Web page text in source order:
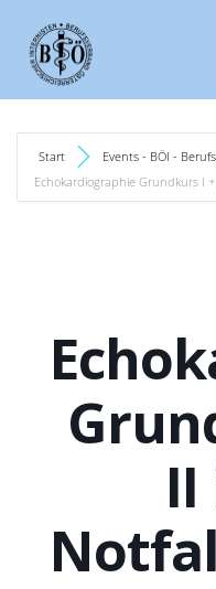
Start
Events - BÖI -
Echokardiographie Grundkurs I